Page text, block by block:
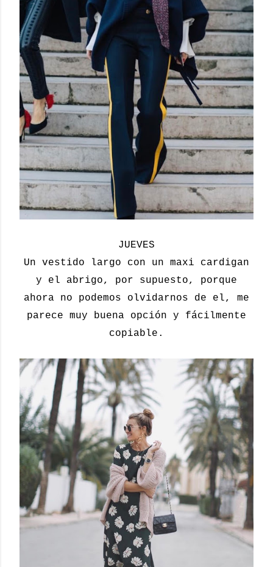
JUEVES
Un vestido largo con un maxi cardigan
y el abrigo, por supuesto, porque
ahora no podemos olvidarnos de el, me
parece muy buena opción y fácilmente
copiable.